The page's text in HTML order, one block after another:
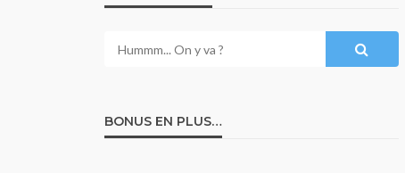
BONUS EN PLUS…